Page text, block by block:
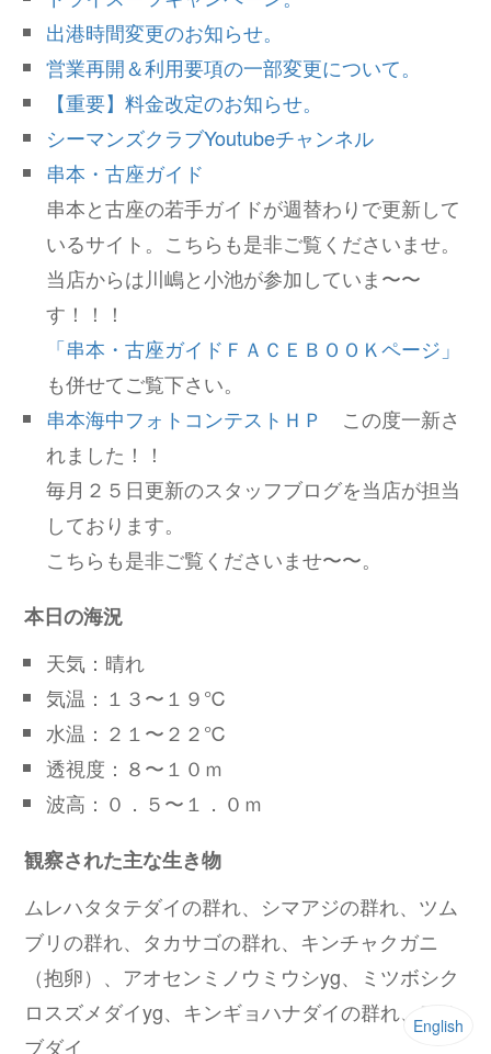
出港時間変更のお知らせ。
営業再開＆利用要項の一部変更について。
【重要】料金改定のお知らせ。
シーマンズクラブYoutubeチャンネル
串本・古座ガイド
串本と古座の若手ガイドが週替わりで更新して
いるサイト。こちらも是非ご覧くださいませ。
当店からは川嶋と小池が参加していま〜〜
す！！！
「串本・古座ガイドＦＡＣＥＢＯＯＫページ」
も併せてご覧下さい。
串本海中フォトコンテストＨＰ
この度一新さ
れました！！
毎月２５日更新のスタッフブログを当店が担当
しております。
こちらも是非ご覧くださいませ〜〜。
本日の海況
天気：晴れ
気温：１３〜１９℃
水温：２１〜２２℃
透視度：８〜１０ｍ
波高：０．５〜１．０ｍ
観察された主な生き物
ムレハタタテダイの群れ、シマアジの群れ、ツム
ブリの群れ、タカサゴの群れ、キンチャクガニ
（抱卵）、アオセンミノウミウシyg、ミツボシク
ロスズメダイyg、キンギョハナダイの群れ、アオ
ブダイ
English